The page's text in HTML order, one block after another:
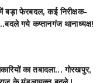
फेरबदल, कई निरीक्षक-
गये कप्तानगंज थानाध्यक्ष!
का तबादला... गोरखपुर,